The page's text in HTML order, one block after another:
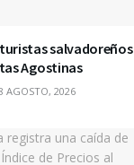
salvadoreños
Agostinas
AGOSTO, 2026